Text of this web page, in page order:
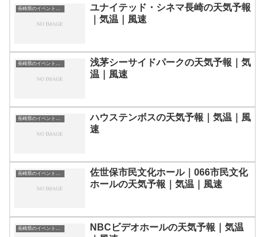
長崎県のイベント会場一覧
ユナイテッド・シネマ長崎の天気予報
｜気温｜風速
長崎県のイベント会場一覧
浅茅シーサイドパークの天気予報｜気
温｜風速
長崎県のイベント会場一覧
ハウステンボスの天気予報｜気温｜風
速
長崎県のイベント会場一覧
佐世保市民文化ホール｜066市民文化
ホールの天気予報｜気温｜風速
NBCビデオホールの天気予報｜気温